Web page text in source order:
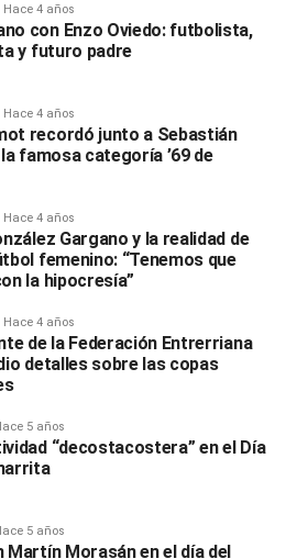
Hace 4 años
con Enzo Oviedo: futbolista,
y futuro padre
Hace 4 años
recordó junto a Sebastián
famosa categoría ’69 de
Hace 4 años
Gargano y la realidad de
femenino: “Tenemos que
la hipocresía”
Hace 4 años
de la Federación Entrerriana
detalles sobre las copas
5 años
“decostacostera” en el Día
5 años
Martín Morasán en el día del